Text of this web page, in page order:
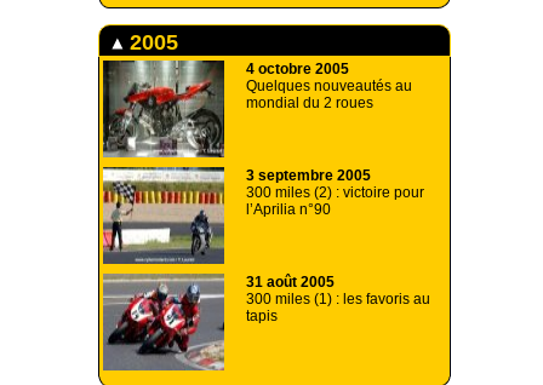
2005
4 octobre 2005
Quelques nouveautés au
mondial du 2 roues
3 septembre 2005
300 miles (2) : victoire pour
l’Aprilia n°90
31 août 2005
300 miles (1) : les favoris au
tapis